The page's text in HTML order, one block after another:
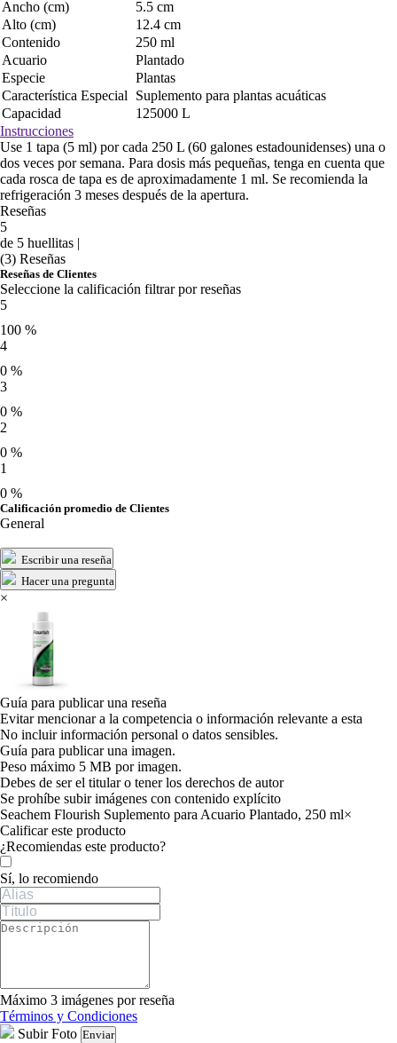
Ancho (cm)
5.5 cm
Alto (cm)
12.4 cm
Contenido
250 ml
Acuario
Plantado
Especie
Plantas
Característica Especial
Suplemento para plantas acuáticas
Capacidad
125000 L
Instrucciones
Use 1 tapa (5 ml) por cada 250 L (60 galones estadounidenses) una o
dos veces por semana. Para dosis más pequeñas, tenga en cuenta que
cada rosca de tapa es de aproximadamente 1 ml. Se recomienda la
refrigeración 3 meses después de la apertura.
Reseñas
5
de 5 huellitas |
(3) Reseñas
Reseñas de Clientes
Seleccione la calificación filtrar por reseñas
5
100 %
4
0 %
3
0 %
2
0 %
1
0 %
Calificación promedio de Clientes
General
Escribir una reseña
Hacer una pregunta
×
Guía para publicar una reseña
Evitar mencionar a la competencia o información relevante a esta
No incluir información personal o datos sensibles.
Guía para publicar una imagen.
Peso máximo 5 MB por imagen.
Debes de ser el titular o tener los derechos de autor
Se prohíbe subir imágenes con contenido explícito
Seachem Flourish Suplemento para Acuario Plantado, 250 ml×
Calificar este producto
Tu valoración
¿Recomiendas este producto?
Sí, lo recomiendo
Máximo 3 imágenes por reseña
Términos y Condiciones
Subir Foto Enviar